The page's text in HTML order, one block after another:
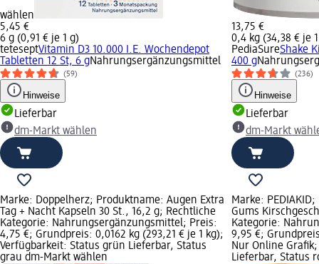
wählen
5,45 €
6 g (0,91 € je 1 g)
teteseptVitamin D3 10.000 I.E. Wochendepot
Tabletten 12 St, 6 gNahrungsergänzungsmittel
(59)
Hinweise
Lieferbar
dm-Markt wählen
13,75 €
0,4 kg (34,38 € je
PediaSureShake
400 g
(236)
Hinweise
Lieferbar
dm-Markt
Marke: Doppelherz; Produktname: Augen Extra
Tag + Nacht Kapseln 30 St., 16,2 g; Rechtliche
Kategorie: Nahrungsergänzungsmittel; Preis:
4,75 €; Grundpreis: 0,0162 kg (293,21 € je 1 kg);
Verfügbarkeit: Status grün Lieferbar, Status
grau dm-Markt wählen
Marke:
Gums
Kategorie:
9,95 €;
Nur Online
Lieferbar, Status